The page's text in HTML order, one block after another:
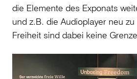
die Elemente des Exponats
und z.B. die Audioplayer neu
Freiheit sind dabei keine